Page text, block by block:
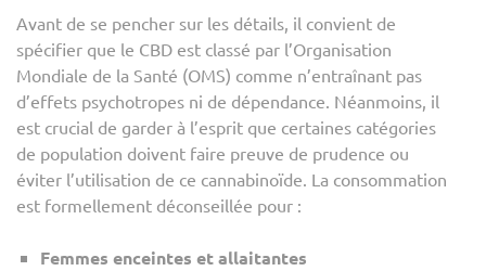
Avant de se pencher sur les détails, il convient de
spécifier que le CBD est classé par l’Organisation
Mondiale de la Santé (OMS) comme n’entraînant pas
d’effets psychotropes ni de dépendance. Néanmoins, il
est crucial de garder à l’esprit que certaines catégories
de population doivent faire preuve de prudence ou
éviter l’utilisation de ce cannabinoïde. La consommation
est formellement déconseillée pour :
Femmes enceintes et allaitantes